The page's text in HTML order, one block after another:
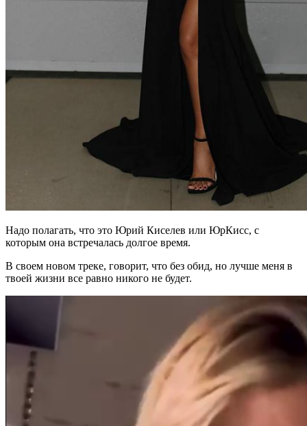
Надо полагать, что это Юрий Киселев или ЮрКисс, с
которым она встречалась долгое время.
В своем новом треке, говорит, что без обид, но лучше меня в
твоей жизни все равно никого не будет.